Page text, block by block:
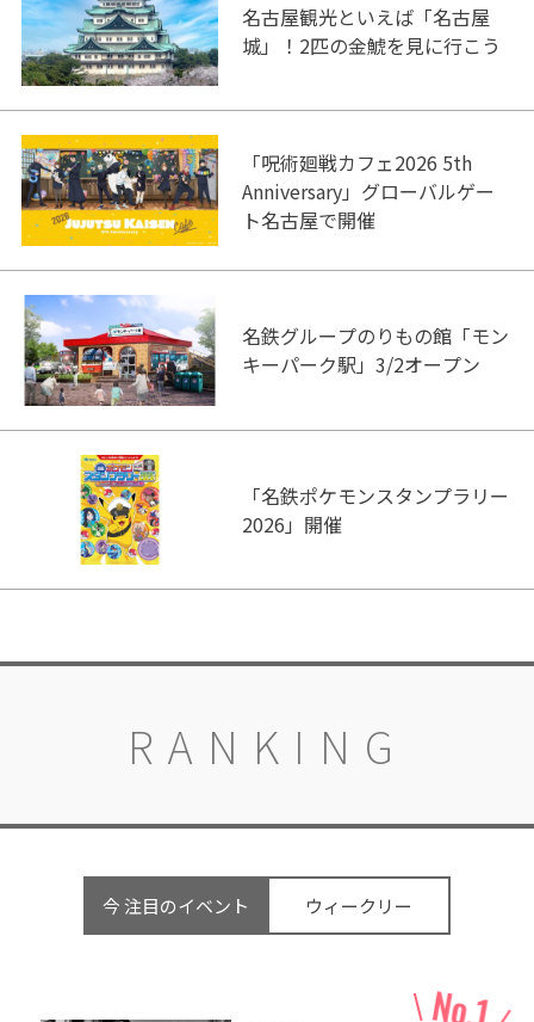
名古屋観光といえば「名古屋
城」！2匹の金鯱を見に行こう
「呪術廻戦カフェ2026 5th
Anniversary」グローバルゲー
ト名古屋で開催
名鉄グループのりもの館「モン
キーパーク駅」3/2オープン
「名鉄ポケモンスタンプラリー
2026」開催
RANKING
今 注目のイベント ウィークリー